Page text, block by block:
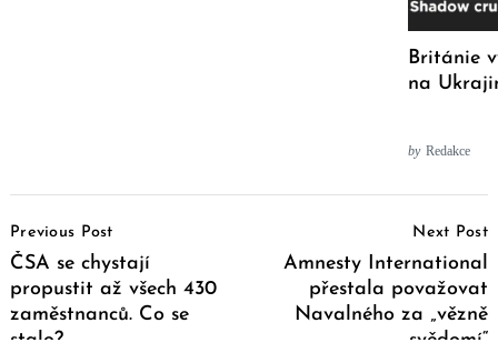
Británie
na
by Redakce
Navigation
Previous Post
ČSA se chystají
propustit až všech 430
zaměstnanců. Co se
stalo?
Next Post
Amnesty International
přestala považovat
Navalného za „vězně
svědomí“